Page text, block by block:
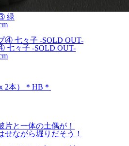
緑
七々子 -SOLD OUT-
本）＊HB＊
片と一体の土偶が！
せながら堀りだそう！